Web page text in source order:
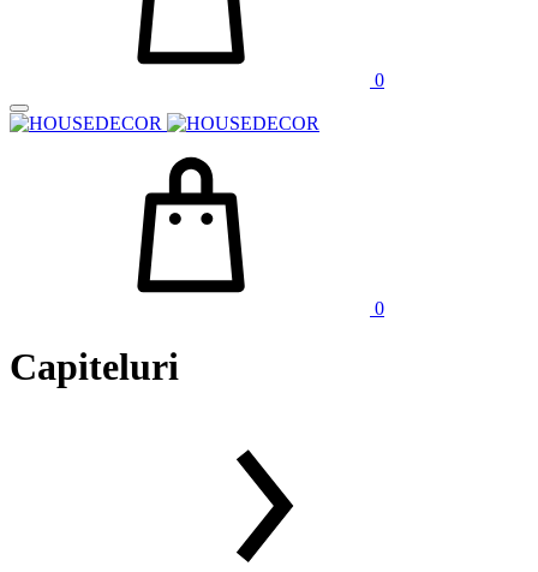
0
0
Capiteluri